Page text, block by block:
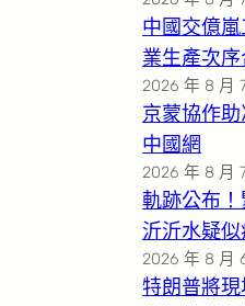
中國交億
業生產次
2026 年 8 月
京蒙協作
中國網
2026 年 8 月
軌跡公布
沂沂水疑
2026 年 8 月
特朗普將